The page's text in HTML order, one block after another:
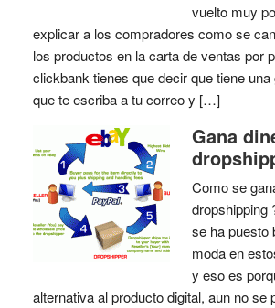
vuelto muy
explicar a los compradores como se
los productos en la carta de ventas por
clickbank tienes que decir que tiene una
que te escriba a tu correo y […]
Gana
Como se
dropshipping
se ha puesto
moda en
y eso es
alternativa al producto digital, aun no se